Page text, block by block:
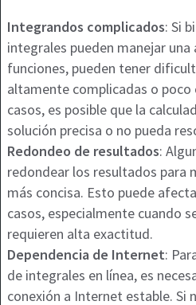
Integrandos complicados: Si
integrales pueden manejar
funciones, pueden tener
altamente complicadas o poco
casos, es posible que la
solución precisa o no pueda
Redondeo de resultados:
redondear los resultados para
más concisa. Esto puede
casos, especialmente cuando
requieren alta exactitud.
Dependencia de Internet:
de integrales en línea, es
conexión a Internet estable. Si